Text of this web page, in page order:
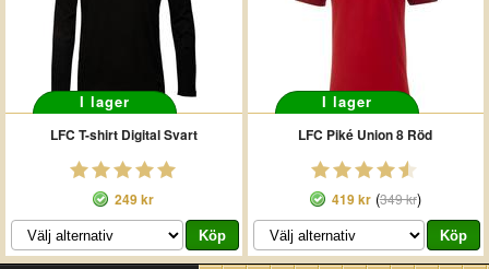
I lager
LFC T-shirt Digital Svart
249 kr
I lager
LFC Piké Union 8 Röd
419 kr(349 kr)